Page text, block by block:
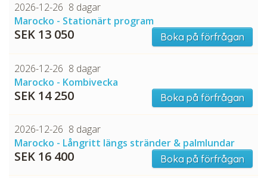
2026-12-26 8 dagar
Marocko - Stationärt program
SEK 13 050 Boka på förfrågan
2026-12-26 8 dagar
Marocko - Kombivecka
SEK 14 250 Boka på förfrågan
2026-12-26 8 dagar
Marocko - Långritt längs stränder & palmlundar
SEK 16 400 Boka på förfrågan